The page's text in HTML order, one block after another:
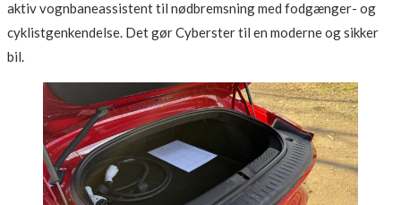
aktiv vognbaneassistent til nødbremsning med fodgænger- og
cyklistgenkendelse. Det gør Cyberster til en moderne og sikker
bil.